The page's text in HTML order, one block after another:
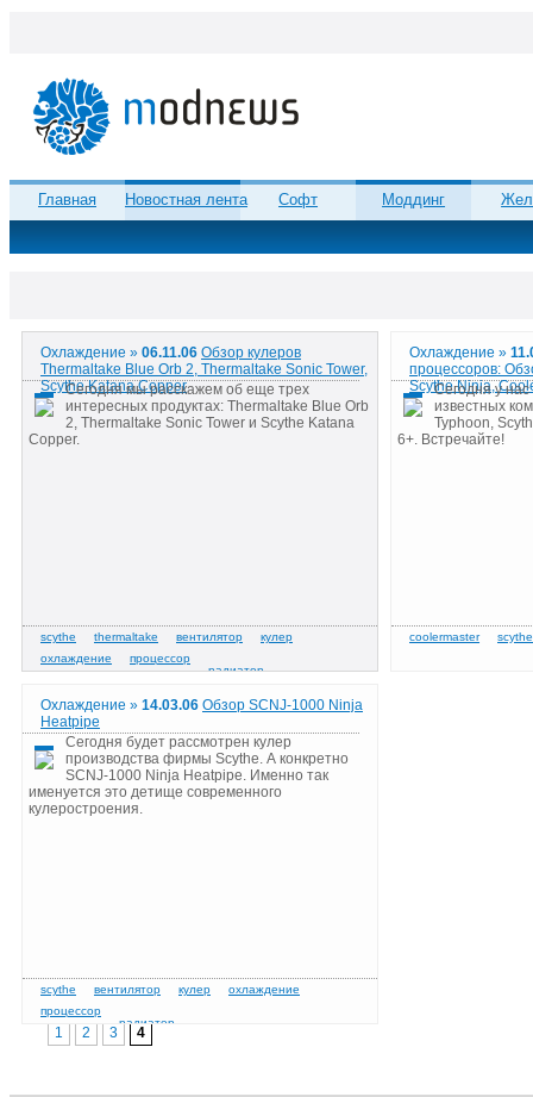
Главная Новостная лента Софт Моддинг
Охлаждение » 06.11.06 Обзор кулеров
Thermaltake Blue Orb 2, Thermaltake Sonic Tower,
Scythe Katana Copper
Сегодня мы расскажем об еще трех
интересных продуктах: Thermaltake Blue Orb
2, Thermaltake Sonic Tower и Scythe Katana
Copper.
Охлаждение »
процессоров:
Scythe Ninja,
Сегодня у нас
известных
Typhoon,
6+. Встречайте!
Охлаждение » 14.03.06 Обзор SCNJ-1000 Ninja
Heatpipe
Сегодня будет рассмотрен кулер
производства фирмы Scythe. А конкретно
SCNJ-1000 Ninja Heatpipe. Именно так
именуется это детище современного
кулеростроения.
1 2 3 4